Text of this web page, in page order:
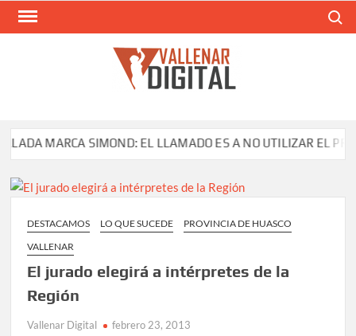
Saltar
MARCA SIMOND: EL LLAMADO ES A NO UTILIZAR EL
DESTACAMOS LO QUE SUCEDE
PROVINCIA DE HUASCO
VALLENAR
El jurado elegirá a intérpretes de la
Región
Vallenar Digital febrero 23, 2013